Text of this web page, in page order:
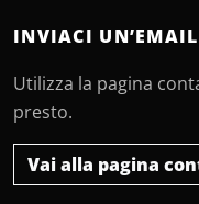
INVIACI UN’EMAIL
Utilizza la pagina
presto.
Vai alla pagina